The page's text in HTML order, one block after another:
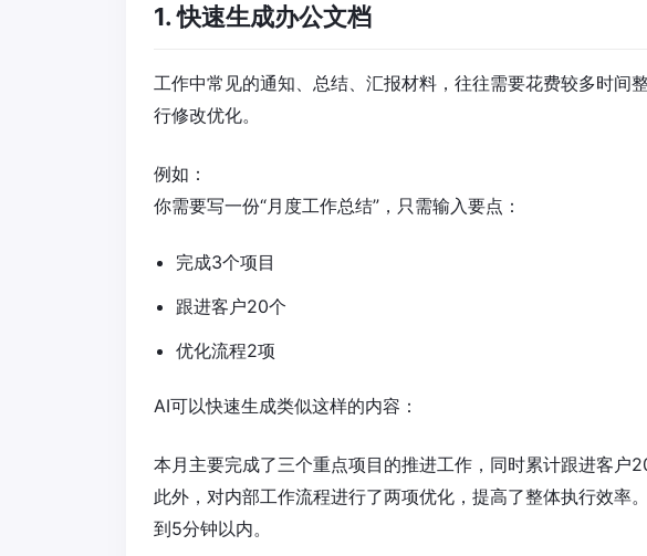
1. 快速生成办公文档
工作中常见的通知、总结、汇报材料，往往需要花费较多时间
行修改优化。
例如：
你需要写一份“月度工作总结”，只需输入要点：
完成3个项目
跟进客户20个
优化流程2项
AI可以快速生成类似这样的内容：
本月主要完成了三个重点项目的推进工作，同时累计跟进客户
此外，对内部工作流程进行了两项优化，提高了整体执行效率
到5分钟以内。